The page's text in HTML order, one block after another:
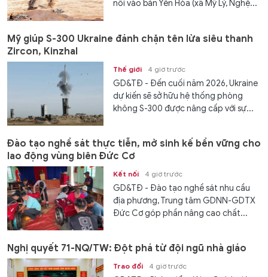
nối vào bản Yên Hòa (xã Mỹ Lý, Nghệ...
Mỹ giúp S-300 Ukraine đánh chặn tên lửa siêu thanh
Zircon, Kinzhal
Thế giới 4 giờ trước
GD&TĐ - Đến cuối năm 2026, Ukraine
dự kiến ​​sẽ sở hữu hệ thống phòng
không S-300 được nâng cấp với sự...
Đào tạo nghề sát thực tiễn, mở sinh kế bền vững cho
lao động vùng biên Đức Cơ
Kết nối 4 giờ trước
GD&TĐ - Đào tạo nghề sát nhu cầu
địa phương, Trung tâm GDNN-GDTX
Đức Cơ góp phần nâng cao chất...
Nghị quyết 71-NQ/TW: Đột phá từ đội ngũ nhà giáo
Trao đổi 4 giờ trước